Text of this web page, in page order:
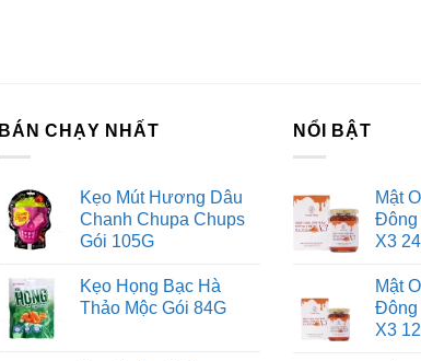
BÁN CHẠY NHẤT
Kẹo Mút Hương Dâu
Chanh Chupa Chups
Gói 105G
Kẹo Họng Bạc Hà
Thảo Mộc Gói 84G
NỔI BẬT
Mật
Đông
X3
Mật
Đông
X3